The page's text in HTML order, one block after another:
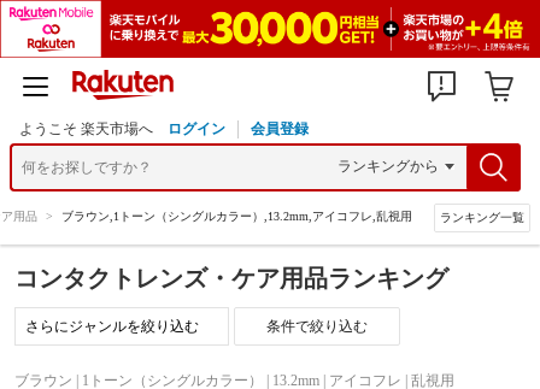
ようこそ 楽天市場へ ログイン 会員登録
用品 > ブラウン,1トーン（シングルカラー）,13.2mm,アイコフレ,乱視用 ランキング一覧
コンタクトレンズ・ケア用品ランキング
条件で絞り込む
ブラウン | 1トーン（シングルカラー） | 13.2mm | アイコフレ | 乱視用